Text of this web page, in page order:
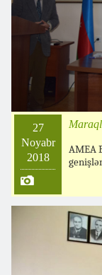
27
Noyabr
2018
AMEA